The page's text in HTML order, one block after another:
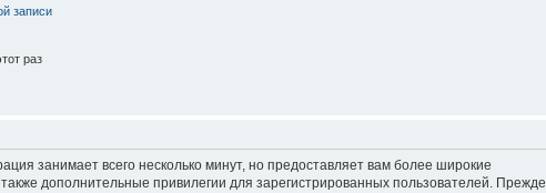
записи
раз
занимает всего несколько минут, но предоставляет вам более широкие
дополнительные привилегии для зарегистрированных пользователей. Прежде